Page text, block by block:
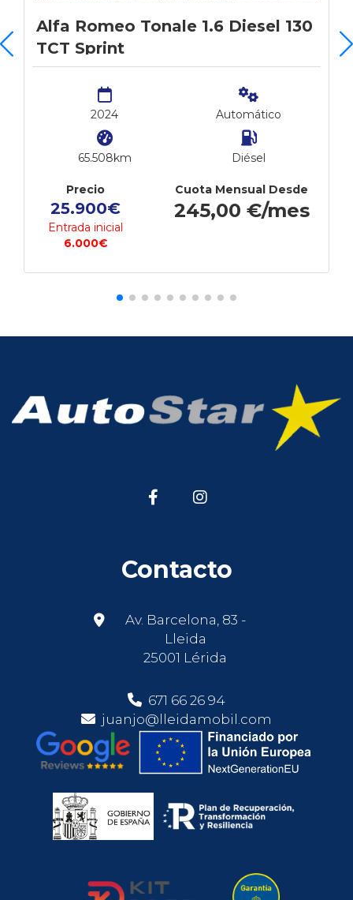
Alfa Romeo Tonale 1.6 Diesel 130
TCT Sprint
2024
65.508km
Automático
Diésel
Precio
25.900€
Entrada inicial
6.000€
Cuota Mensual Desde
245,00 €/mes
Contacto
Av. Barcelona, 83 -
Lleida
25001 Lérida
671 66 26 94
juanjo@lleidamobil.com